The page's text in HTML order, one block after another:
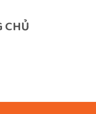
CHỦ